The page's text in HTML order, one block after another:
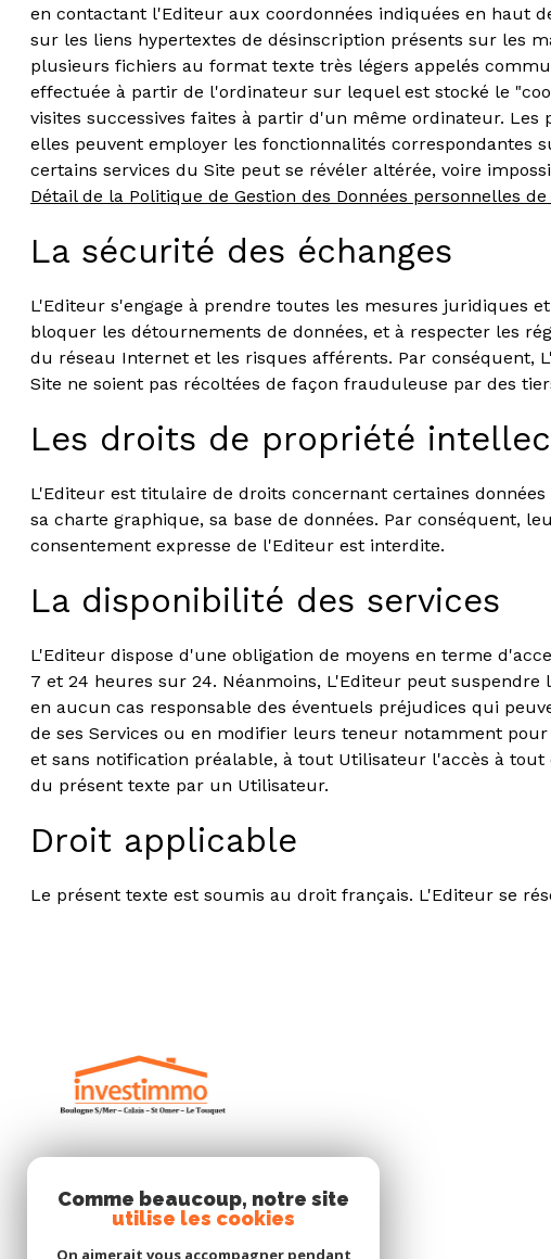
en contactant l'Editeur aux coordonnées indiquées en haut
sur les liens hypertextes de désinscription présents sur les
plusieurs fichiers au format texte très légers appelés
effectuée à partir de l'ordinateur sur lequel est stocké le
visites successives faites à partir d'un même ordinateur.
elles peuvent employer les fonctionnalités correspondantes
certains services du Site peut se révéler altérée, voire
Détail de la Politique de Gestion des Données personnelles
La sécurité des échanges
L'Editeur s'engage à prendre toutes les mesures juridiques
bloquer les détournements de données, et à respecter les
du réseau Internet et les risques afférents. Par conséquent,
Site ne soient pas récoltées de façon frauduleuse par des
Les droits de propriété
L'Editeur est titulaire de droits concernant certaines
sa charte graphique, sa base de données. Par conséquent,
consentement expresse de l'Editeur est interdite.
La disponibilité des services
L'Editeur dispose d'une obligation de moyens en terme
7 et 24 heures sur 24. Néanmoins, L'Editeur peut
en aucun cas responsable des éventuels préjudices qui
de ses Services ou en modifier leurs teneur notamment
et sans notification préalable, à tout Utilisateur l'accès à
du présent texte par un Utilisateur.
Droit applicable
Le présent texte est soumis au droit français. L'Editeur se
INVESTIMMO
Comme beaucoup, notre site
utilise les cookies
On aimerait vous accompagner pendant